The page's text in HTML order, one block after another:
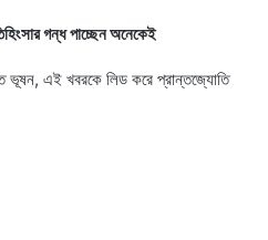
গন্ধ পাচ্ছেন অনেকেই
ভূষন, এই খবরকে লিড করে প্রান্তজ্যোতি